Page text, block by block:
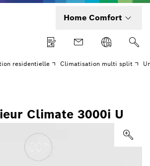
Home Comfort
residentielle Climatisation multi split
Climate 3000i U